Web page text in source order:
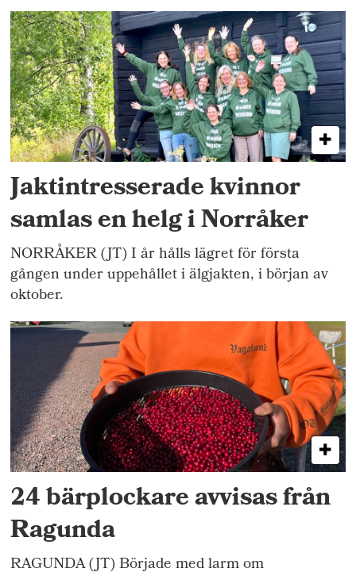
Jaktintresserade kvinnor
samlas en helg i Norråker
NORRÅKER (JT) I år hålls lägret för första
gången under uppehållet i älgjakten, i början av
oktober.
24 bärplockare avvisas från
Ragunda
RAGUNDA (JT) Började med larm om